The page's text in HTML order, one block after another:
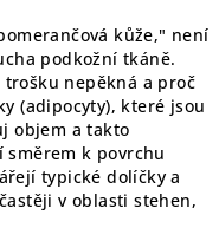
kůže," není
podkožní tkáně.
nepěkná a proč
(adipocyty), které jsou
objem a takto
směrem k povrchu
typické dolíčky a
v oblasti stehen,